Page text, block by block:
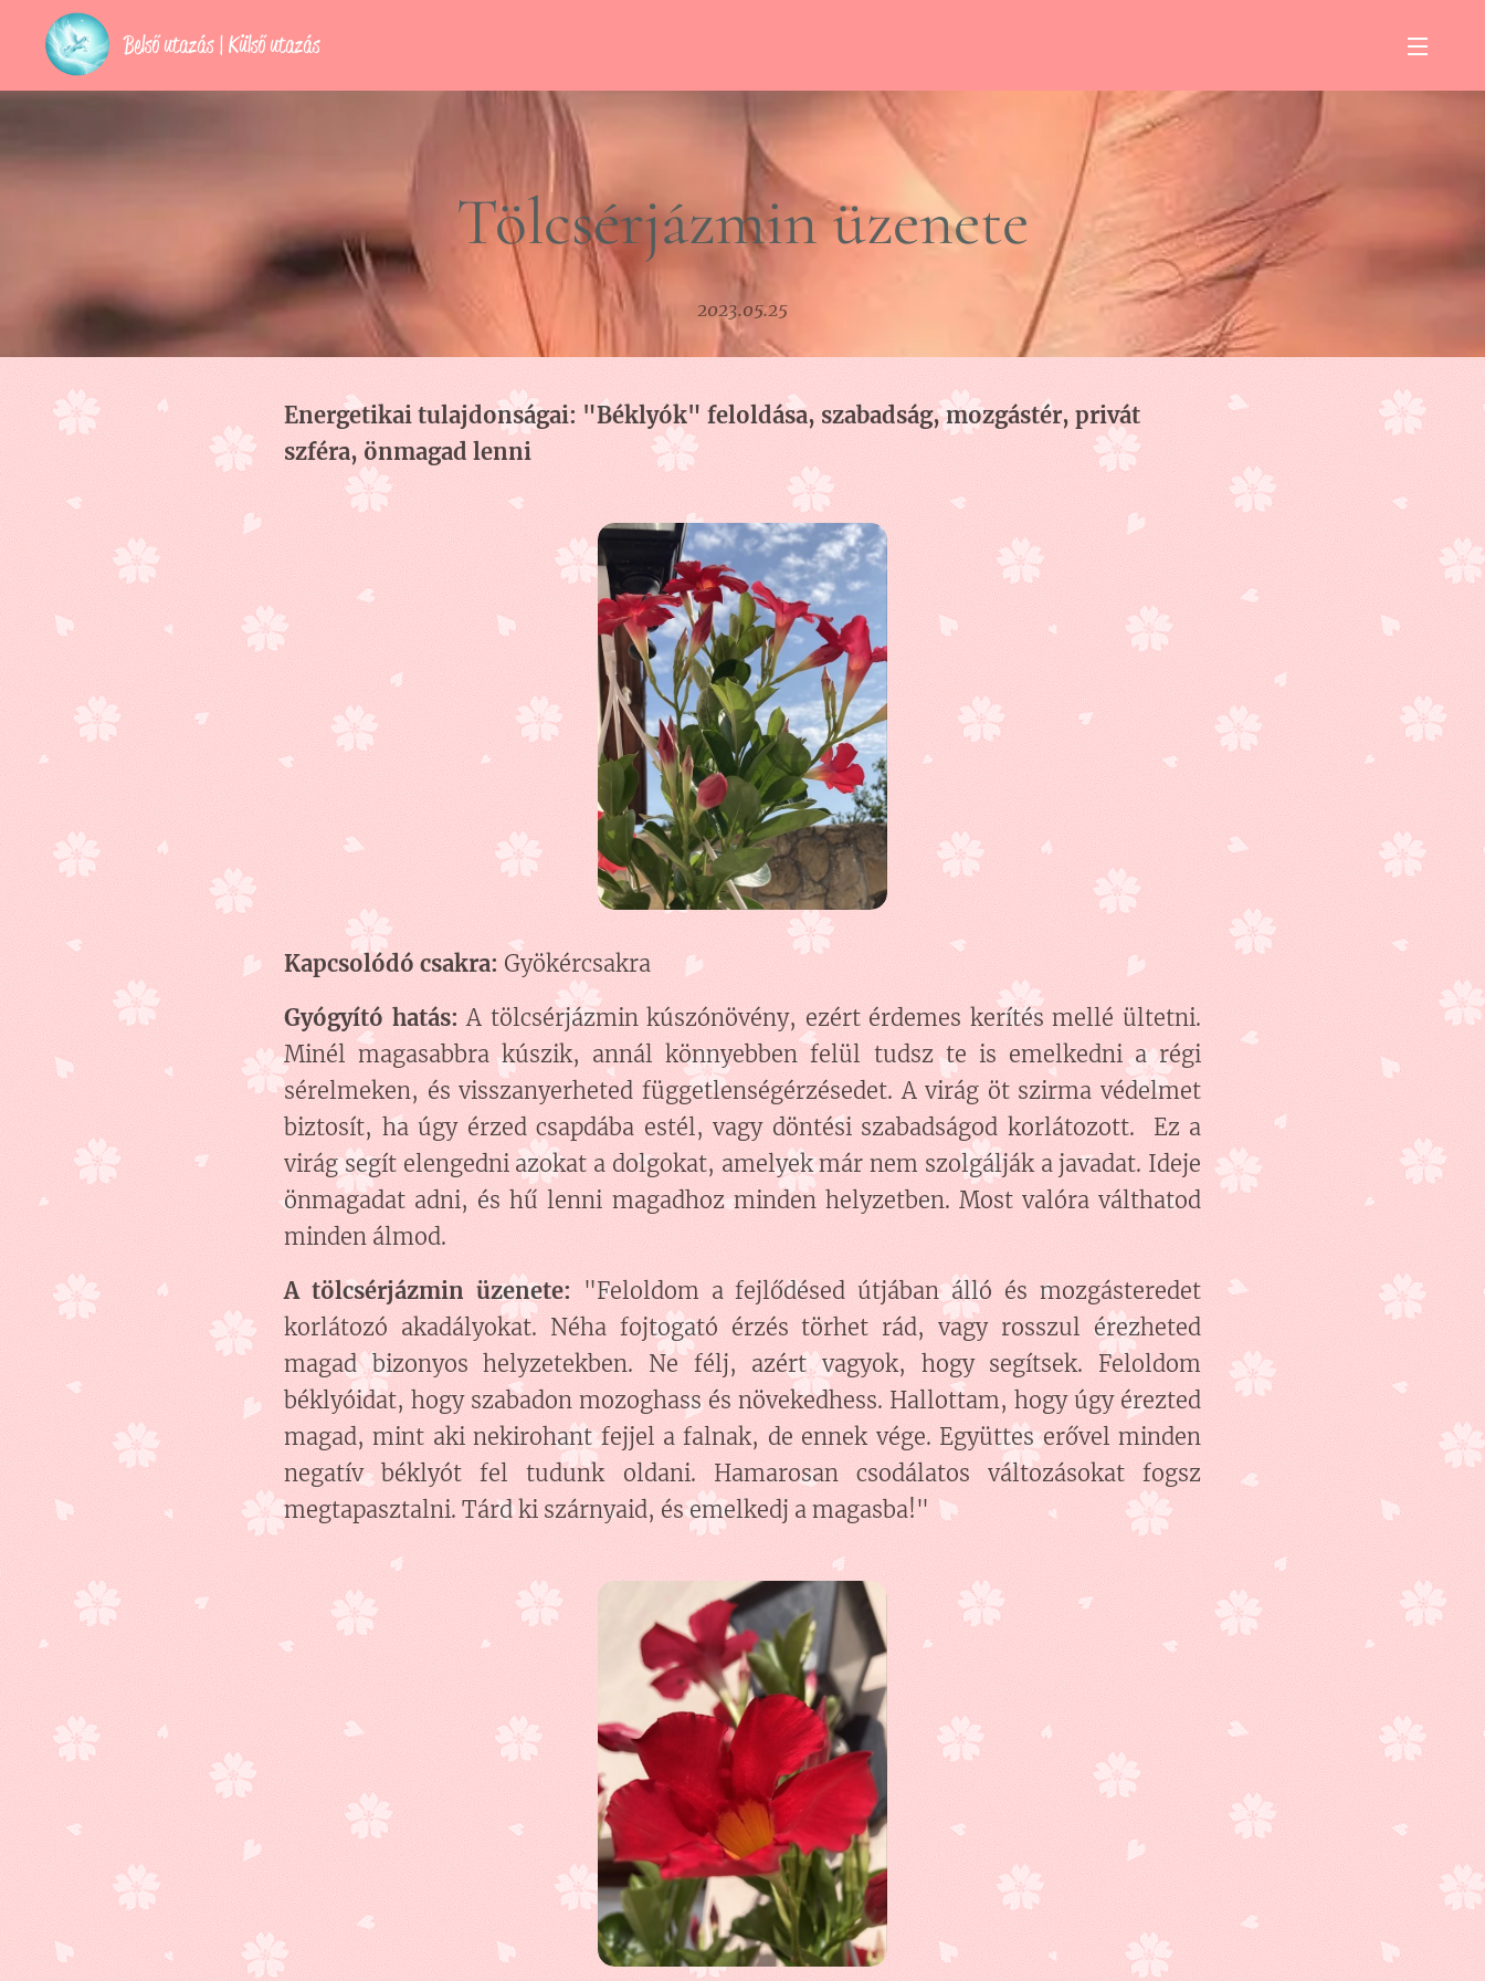
Belső utazás | Külső utazás
Tölcsérjázmin üzenete
2023.05.25
Energetikai tulajdonságai: "Béklyók" feloldása, szabadság, mozgástér, privát
szféra, önmagad lenni
Kapcsolódó csakra: Gyökércsakra
Gyógyító hatás: A tölcsérjázmin kúszónövény, ezért érdemes kerítés mellé ültetni.
Minél magasabbra kúszik, annál könnyebben felül tudsz te is emelkedni a régi
sérelmeken, és visszanyerheted függetlenségérzésedet. A virág öt szirma védelmet
biztosít, ha úgy érzed csapdába estél, vagy döntési szabadságod korlátozott. Ez a
virág segít elengedni azokat a dolgokat, amelyek már nem szolgálják a javadat. Ideje
önmagadat adni, és hű lenni magadhoz minden helyzetben. Most valóra válthatod
minden álmod.
A tölcsérjázmin üzenete: "Feloldom a fejlődésed útjában álló és mozgásteredet
korlátozó akadályokat. Néha fojtogató érzés törhet rád, vagy rosszul érezheted
magad bizonyos helyzetekben. Ne félj, azért vagyok, hogy segítsek. Feloldom
béklyóidat, hogy szabadon mozoghass és növekedhess. Hallottam, hogy úgy érezted
magad, mint aki nekirohant fejjel a falnak, de ennek vége. Együttes erővel minden
negatív béklyót fel tudunk oldani. Hamarosan csodálatos változásokat fogsz
megtapasztalni. Tárd ki szárnyaid, és emelkedj a magasba!"